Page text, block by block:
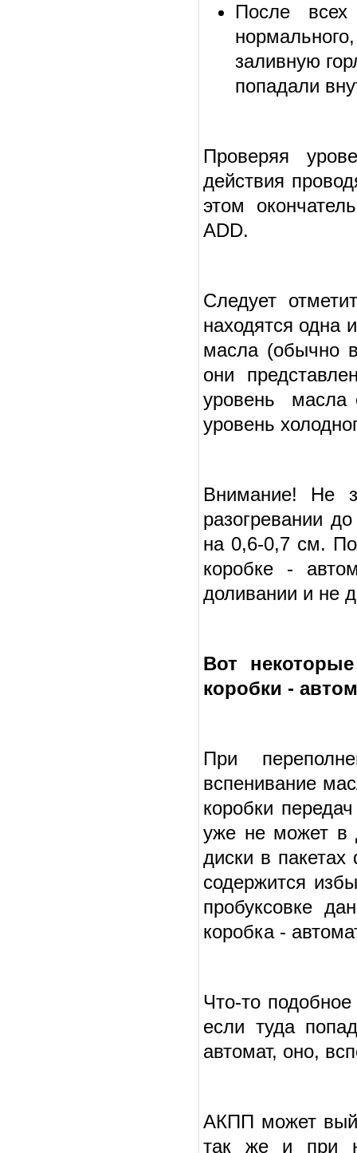
После
заливную
попадали
Проверяя
действия
этом
ADD.
Следует
находятся одна
масла (обычно
они
уровень масла
уровень
Внимание! Не
разогревании
на 0,6-0,7 см.
коробке -
доливании и не
Вот
коробки -
При
вспенивание
коробки
уже не может в
диски в
содержится
пробуксовке
коробка -
Что-то
если туда
автомат, оно,
АКПП может
так же и при